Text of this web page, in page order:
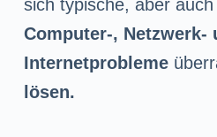
g
e
sich typische, aber
Computer-, Netzwerk-
Internetprobleme
lösen.